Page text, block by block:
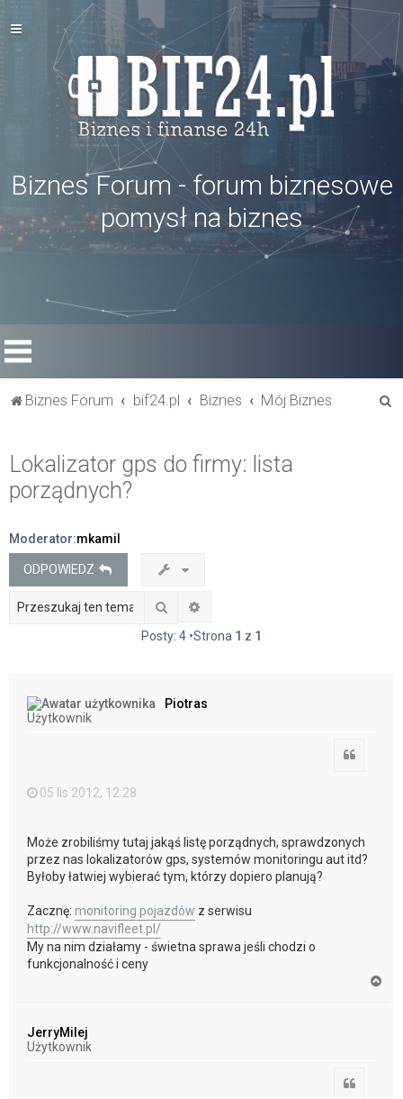
Biznes Forum - forum biznesowe
pomysł na biznes
Biznes Forum bif24.pl Biznes Mój Biznes
Lokalizator gps do firmy: lista
porządnych?
Moderator:mkamil
ODPOWIEDZ
Szukaj
Posty: 4 •Strona 1 z 1
Piotras
Użytkownik
05 lis 2012, 12:28
Może zrobiliśmy tutaj jakąś listę porządnych, sprawdzonych
przez nas lokalizatorów gps, systemów monitoringu aut itd?
Byłoby łatwiej wybierać tym, którzy dopiero planują?
Zacznę: monitoring pojazdów z serwisu
http://www.navifleet.pl/
My na nim działamy - świetna sprawa jeśli chodzi o
funkcjonalność i ceny
JerryMilej
Użytkownik